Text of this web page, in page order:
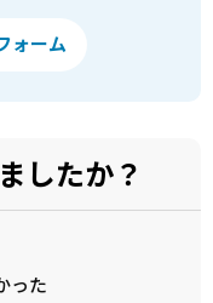
ォーム
したか？
った